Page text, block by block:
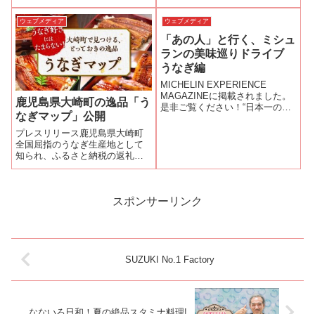
粋・編集した記事が掲載されま
した。是非お聴きください。
ウェブメディア
鹿児島県大崎町の逸品「う
なぎマップ」公開
プレスリリース鹿児島県大崎町
全国屈指のうなぎ生産地として
知られ、ふるさと納税の返礼品
としても多くのうなぎを提供し
い」とのご要望を受けて、好み
ウェブメディア
「あの人」と行く、ミシュ
ランの美味巡りドライブ
うなぎ編
MICHELIN EXPERIENCE
MAGAZINEに掲載されました。
是非ご覧ください！“日本一のう
スポンサーリンク
SUZUKI No.1 Factory